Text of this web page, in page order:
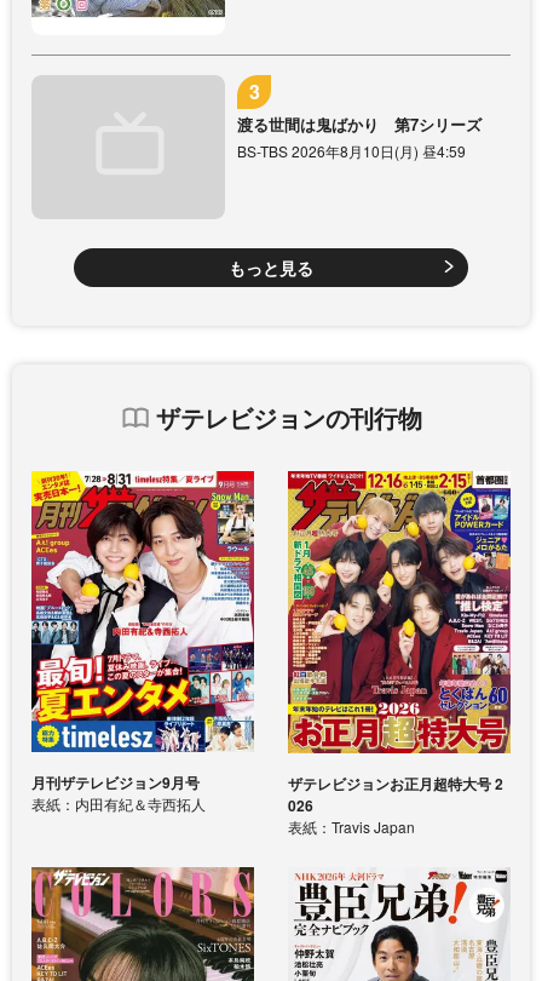
渡る世間は鬼ばかり 第7シリーズ
BS-TBS 2026年8月10日(月) 昼4:59
もっと見る
ザテレビジョンの刊行物
月刊ザテレビジョン9月号
表紙：内田有紀＆寺西拓人
ザテレビジョンお正月超特大号 2
026
表紙：Travis Japan